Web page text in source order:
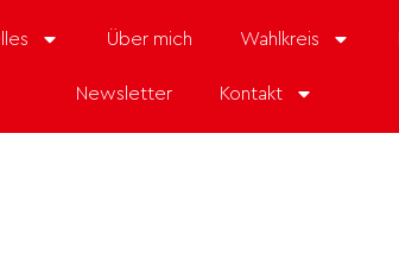
Über mich Wahlkreis
Newsletter Kontakt